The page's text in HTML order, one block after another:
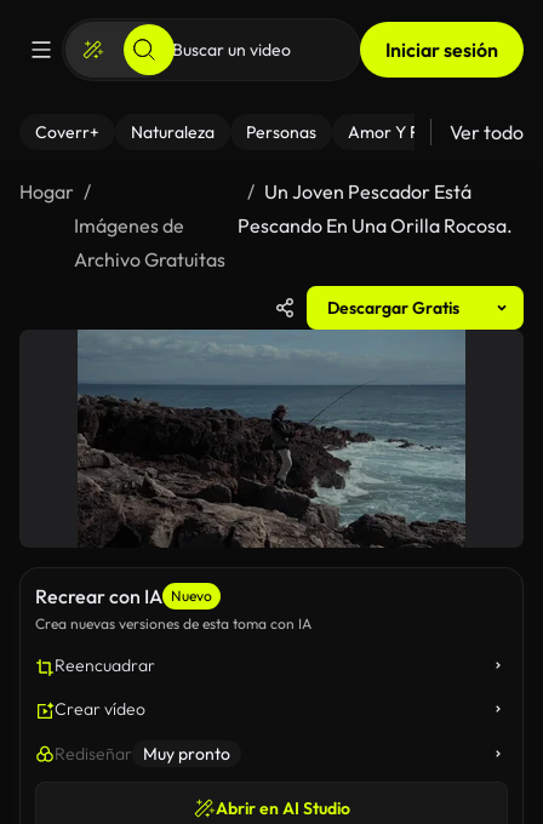
Iniciar sesión
Coverr+ Naturaleza Personas Amor Y Relaciones
Ver todo
Hogar
Imágenes de
Archivo Gratuitas
Un Joven Pescador Está
Pescando En Una Orilla Rocosa.
Descargar Gratis
Recrear con IA Nuevo
Crea nuevas versiones de esta toma con IA
Reencuadrar
Crear vídeo
Rediseñar Muy pronto
Abrir en AI Studio